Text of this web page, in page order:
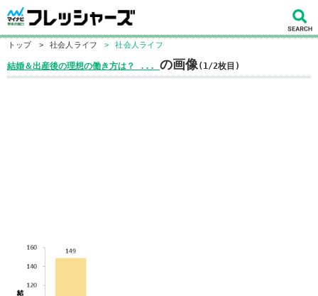
トップ > 社会人ライフ > 社会人ライフ
結婚＆出産後の理想の働き方は？ ​... の画像(1/2枚目)